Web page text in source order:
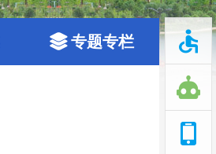
专题专栏